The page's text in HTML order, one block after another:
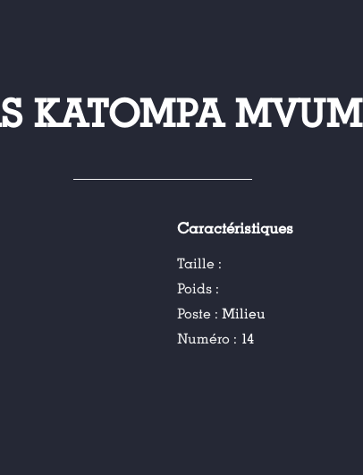
KATOMPA
Caractéristiques
Taille :
Poids :
Poste :Milieu
Numéro : 14